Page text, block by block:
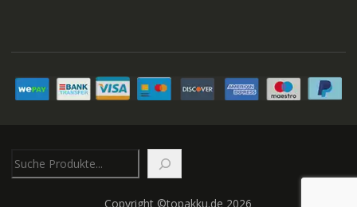
Copyright ©topakku.de 2026